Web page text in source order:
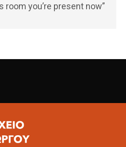
room you’re present now”